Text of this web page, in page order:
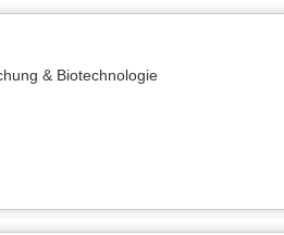
& Biotechnologie